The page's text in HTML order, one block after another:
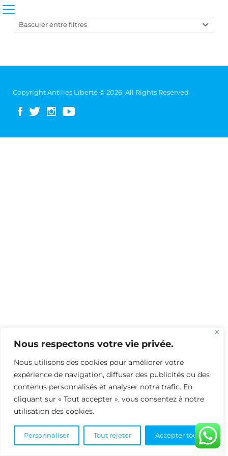
Nous respectons votre vie privée.
Nous utilisons des cookies pour améliorer votre
expérience de navigation, diffuser des publicités ou des
contenus personnalisés et analyser notre trafic. En
cliquant sur « Tout accepter », vous consentez à notre
utilisation des cookies.
Personnaliser Tout rejeter Accepter tout
Basculer entre filtres
Copyright Antilles Liberté © 2026. All Rights Reserved